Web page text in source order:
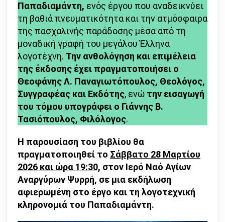
Παπαδιαμάντη, ενός έργου που αναδεικνύει
τη βαθιά πνευματικότητα και την ατμόσφαιρα
της πασχαλινής παράδοσης μέσα από τη
μοναδική γραφή του μεγάλου Έλληνα
λογοτέχνη. Την ανθολόγηση και επιμέλεια
της έκδοσης έχει πραγματοποιήσει ο
Θεοφάνης Λ. Παναγιωτόπουλος, Θεολόγος,
Συγγραφέας και Εκδότης, ενώ την εισαγωγή
του τόμου υπογράφει ο Γιάννης Β.
Τασιόπουλος, Φιλόλογος.
Η παρουσίαση του βιβλίου θα
πραγματοποιηθεί το Σάββατο 28 Μαρτίου
2026 και ώρα 19:30, στον Ιερό Ναό Αγίων
Αναργύρων Ψυρρή, σε μια εκδήλωση
αφιερωμένη στο έργο και τη λογοτεχνική
κληρονομιά του Παπαδιαμάντη.